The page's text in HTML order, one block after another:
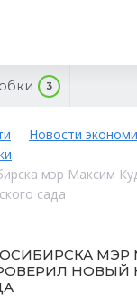
3
Новости
мэр Максим
сада
НОВЫЙ